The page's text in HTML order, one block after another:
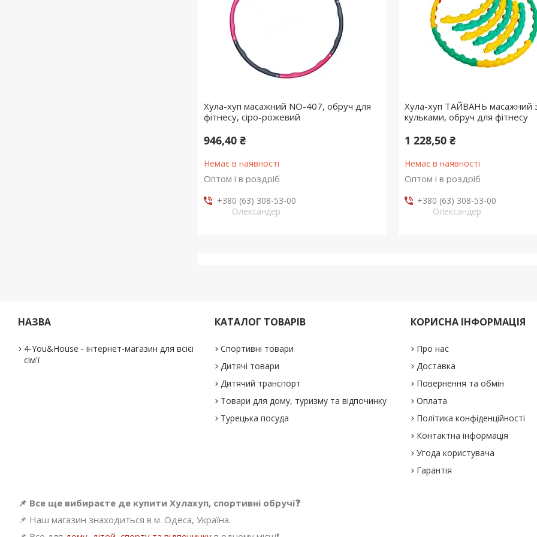
Хула-хуп масажний NO-407, обруч для
фітнесу, сіро-рожевий
946,40 ₴
Немає в наявності
Оптом і в роздріб
+380 (63) 308-53-00
Олександер
Хула-хуп ТАЙВАНЬ масажний
кульками, обруч для фітнесу
1 228,50 ₴
Немає в наявності
Оптом і в роздріб
+380 (63) 308-53-00
Олександер
НАЗВА
4-You&House - інтернет-магазин для всієї
сім'ї
КАТАЛОГ ТОВАРІВ
Спортивні товари
Дитячі товари
Дитячий транспорт
Товари для дому, туризму та відпочинку
Турецька посуда
КОРИСНА ІНФОРМАЦІЯ
Про нас
Доставка
Повернення та обмін
Оплата
Політика конфіденційності
Контактна інформація
Угода користувача
Гарантія
📌 Все ще вибираєте де купити Хулахуп, спортивні обручі❓
📌 Наш магазин знаходиться в м. Одеса, Україна.